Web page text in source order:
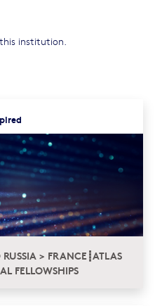
institution.
> FRANCE┋ATLAS
FELLOWSHIPS